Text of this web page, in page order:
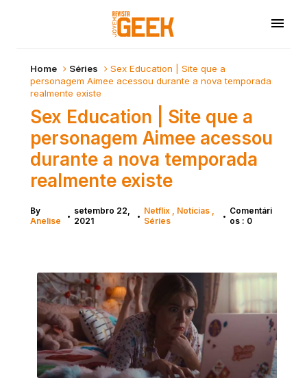
Home Séries
Sex Education | Site que a
personagem Aimee acessou durante a nova temporada
realmente existe
Sex Education | Site que a
personagem Aimee acessou
durante a nova temporada
realmente existe
By
Anelise
• setembro 22,
2021
• Netflix
Notícias
Séries
• Comentári
os : 0